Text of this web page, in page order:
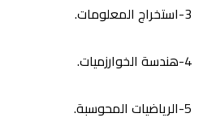
3-استخراج المعلومات.
4-هندسة الخوارزميات.
5-الرياضيات المحوسبة.